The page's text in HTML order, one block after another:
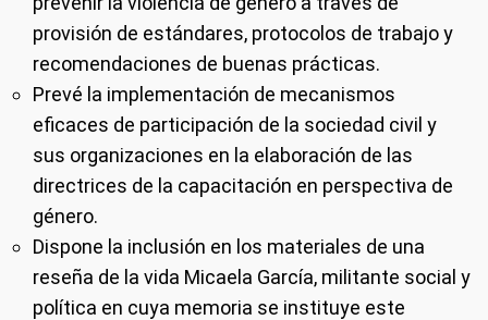
provisión de estándares, protocolos de trabajo y
recomendaciones de buenas prácticas.
Prevé la implementación de mecanismos
eficaces de participación de la sociedad civil y
sus organizaciones en la elaboración de las
directrices de la capacitación en perspectiva de
género.
Dispone la inclusión en los materiales de una
reseña de la vida Micaela García, militante social y
política en cuya memoria se instituye este